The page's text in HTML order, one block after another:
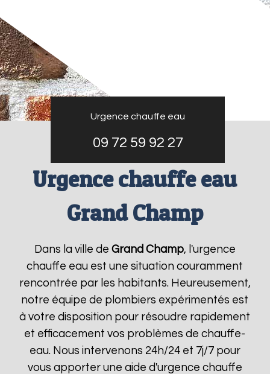
Urgence chauffe eau
09 72 59 92 27
Urgence chauffe eau
Grand Champ
Dans la ville de Grand Champ, l'urgence
chauffe eau est une situation couramment
rencontrée par les habitants. Heureusement,
notre équipe de plombiers expérimentés est
à votre disposition pour résoudre rapidement
et efficacement vos problèmes de chauffe-
eau. Nous intervenons 24h/24 et 7j/7 pour
vous apporter une aide d'urgence chauffe